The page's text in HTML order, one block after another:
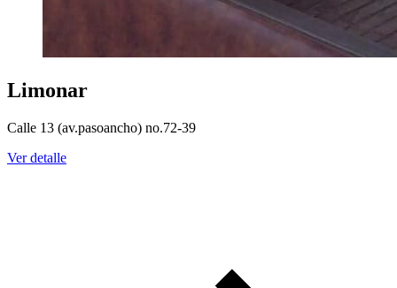
Limonar
Calle 13 (av.pasoancho) no.72-39
Ver detalle